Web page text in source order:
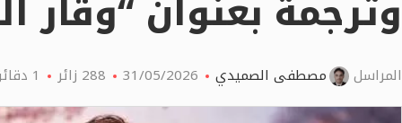
وترجمة بعنوان “وقار
المراسل مصطفى الصميدي 31/05/2026
288 زائر